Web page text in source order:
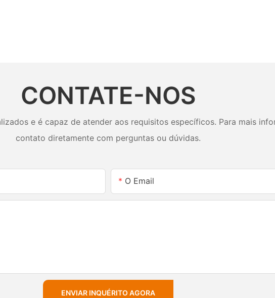
CONTATE-NOS
e é capaz de atender aos requisitos específicos. Para mais
contato diretamente com perguntas ou dúvidas.
O Email
ENVIAR INQUÉRITO AGORA